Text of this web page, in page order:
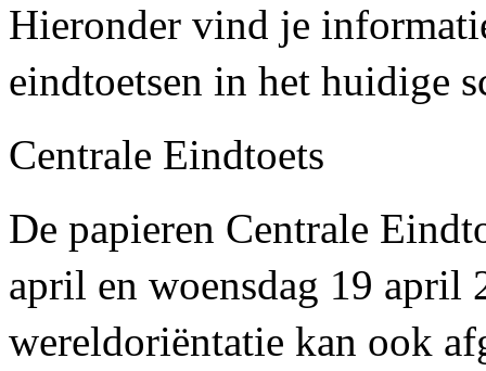
Hieronder vind je
eindtoetsen in het huidige
Centrale Eindtoets
De papieren Centrale
april en woensdag 19 april
wereldoriëntatie kan ook